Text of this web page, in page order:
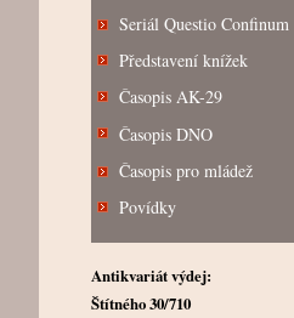
Seriál Questio Confinum
Představení knížek
Časopis AK-29
Časopis DNO
Časopis pro mládež
Povídky
Antikvariát výdej:
Štítného 30/710